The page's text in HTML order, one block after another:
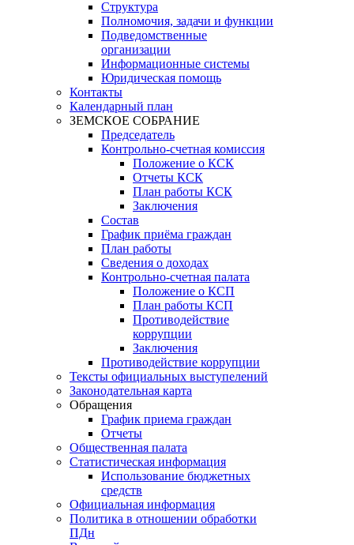
Структура
Полномочия, задачи и функции
Подведомственные
организации
Информационные системы
Юридическая помощь
Контакты
Календарный план
ЗЕМСКОЕ СОБРАНИЕ
Председатель
Контрольно-счетная комиссия
Положение о КСК
Отчеты КСК
План работы КСК
Заключения
Состав
График приёма граждан
План работы
Сведения о доходах
Контрольно-счетная палата
Положение о КСП
План работы КСП
Противодействие
коррупции
Заключения
Противодействие коррупции
Тексты официальных выступелений
Законодательная карта
Обращения
График приема граждан
Отчеты
Общественная палата
Статистическая информация
Использование бюджетных
средств
Официальная информация
Политика в отношении обработки
ПДн